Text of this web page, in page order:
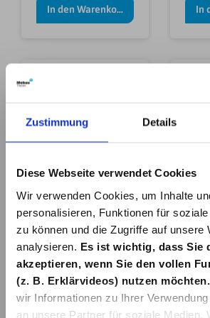
Zustimmung Details
Diese Webseite verwendet Cookies
Wir verwenden Cookies, um Inhalte
personalisieren, Funktionen für
zu können und die Zugriffe auf unsere
analysieren. Es ist wichtig, dass Sie
akzeptieren, wenn Sie den vollen
(z. B. Erklärvideos) nutzen möchten.
wir Informationen zu Ihrer
an unsere Partner für soziale Medien,
In den Warenkorb In
CE FVZ. 255X60-
17,99 €*
In den Warenkorb